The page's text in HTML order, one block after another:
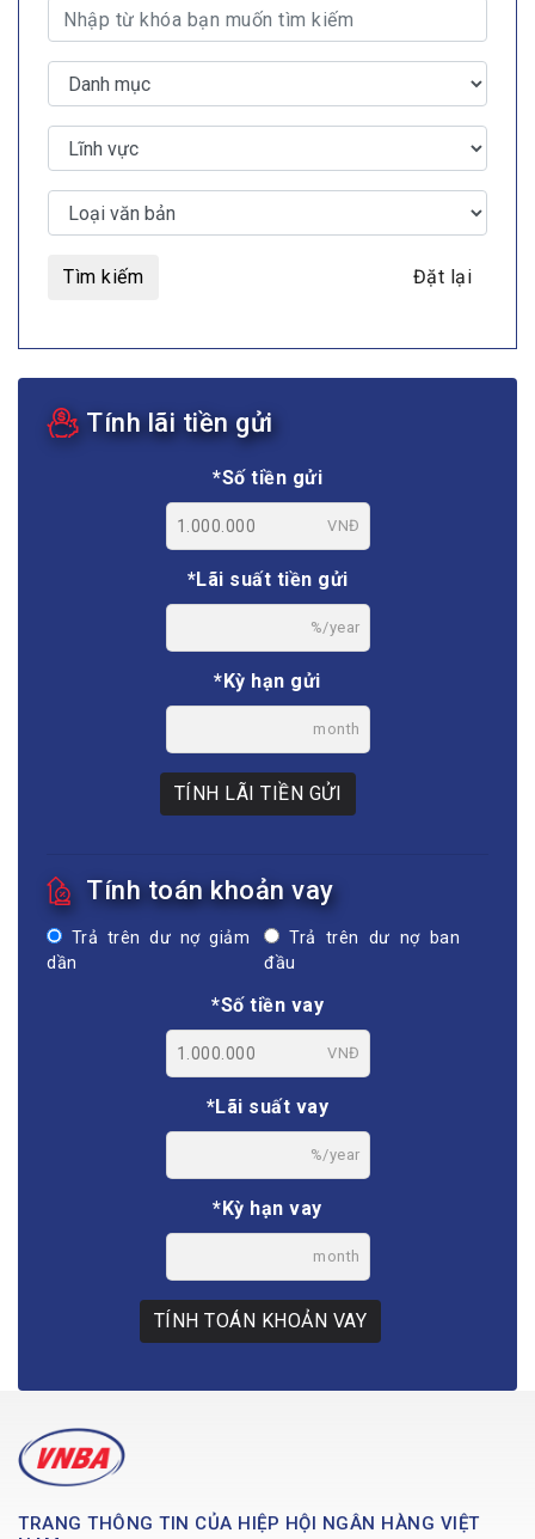
Tìm kiếm Đặt lại
Tính lãi tiền gửi
*Số tiền gửi
VNĐ
*Lãi suất tiền gửi
%/year
*Kỳ hạn gửi
month
TÍNH LÃI TIỀN GỬI
Tính toán khoản vay
Trả trên dư nợ giảm
dần
Trả trên dư nợ ban
đầu
*Số tiền vay
VNĐ
*Lãi suất vay
%/year
*Kỳ hạn vay
month
TÍNH TOÁN KHOẢN VAY
TRANG THÔNG TIN CỦA HIỆP HỘI NGÂN HÀNG VIỆT